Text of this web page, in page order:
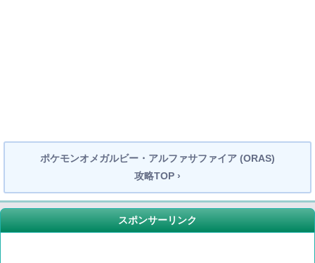
ポケモンオメガルビー・アルファサファイア (ORAS)
攻略TOP ›
スポンサーリンク